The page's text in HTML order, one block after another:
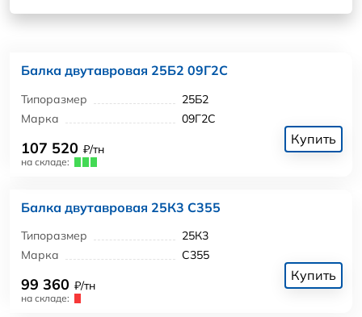
Балка двутавровая 25Б2 09Г2С
Типоразмер
25Б2
Марка
09Г2С
107 520 ₽/тн
на складе:
Купить
Балка двутавровая 25К3 С355
Типоразмер
25К3
Марка
С355
99 360 ₽/тн
на складе:
Купить